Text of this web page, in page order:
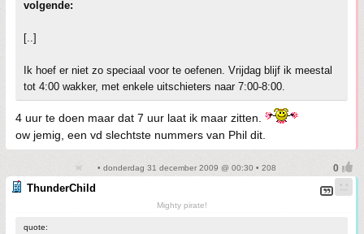
volgende:
[..]
Ik hoef er niet zo speciaal voor te oefenen. Vrijdag blijf ik meestal
tot 4:00 wakker, met enkele uitschieters naar 7:00-8:00.
4 uur te doen maar dat 7 uur laat ik maar zitten.
ow jemig, een vd slechtste nummers van Phil dit.
• donderdag 31 december 2009 @ 00:30 • 208
ThunderChild
Mighty pirate!
quote: